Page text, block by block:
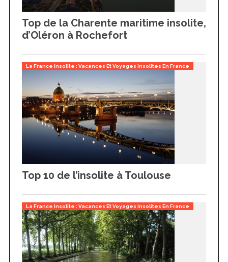
Top de la Charente maritime insolite,
d’Oléron à Rochefort
La France Insolite : Vacances Et Voyages Insolites En France
Top 10 de l’insolite à Toulouse
La France Insolite : Vacances Et Voyages Insolites En France